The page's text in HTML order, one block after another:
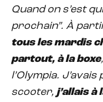
Quand on s’est
prochain”. À
tous les mardis
partout, à la boxe
l’Olympia.
scooter, j’allais à